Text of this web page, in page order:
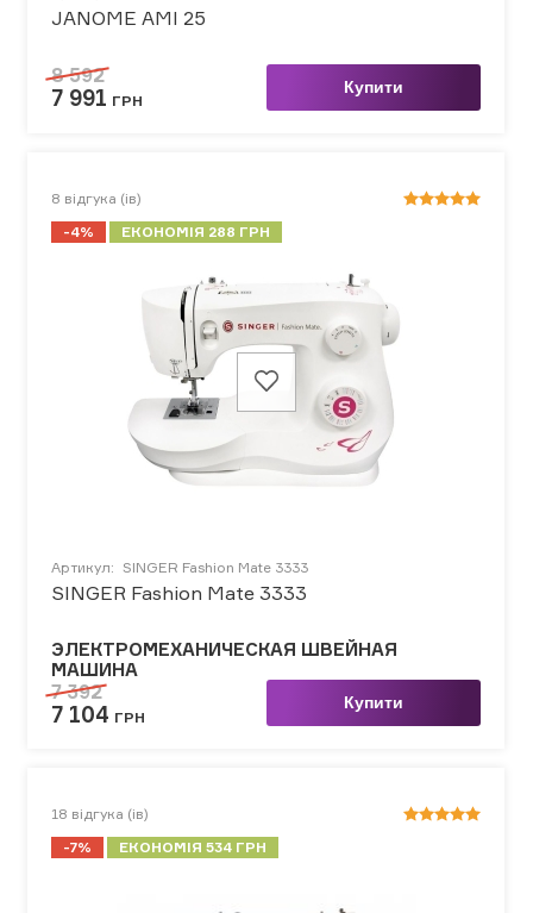
JANOME AMI 25
8 592
7 991 ГРН
Купити
8 відгука (ів)
-4%
ЕКОНОМІЯ 288 ГРН
Артикул: SINGER Fashion Mate 3333
SINGER Fashion Mate 3333
ЭЛЕКТРОМЕХАНИЧЕСКАЯ ШВЕЙНАЯ
МАШИНА
7 392
7 104 ГРН
Купити
18 відгука (ів)
-7%
ЕКОНОМІЯ 534 ГРН